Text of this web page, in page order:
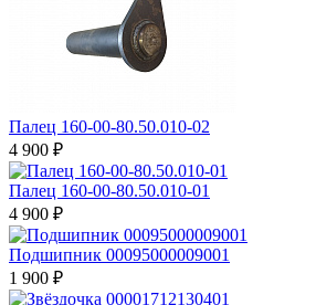
Палец 160-00-80.50.010-02
4 900 ₽
Палец 160-00-80.50.010-01
4 900 ₽
Подшипник 00095000009001
1 900 ₽